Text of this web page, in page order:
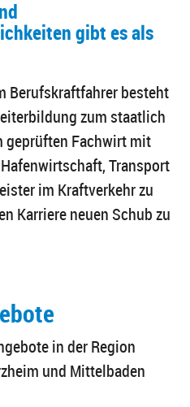
gibt es als
Berufskraftfahrer besteht
zum staatlich
geprüften Fachwirt mit
Transport
im Kraftverkehr zu
Karriere neuen Schub zu
in der Region
und Mittelbaden